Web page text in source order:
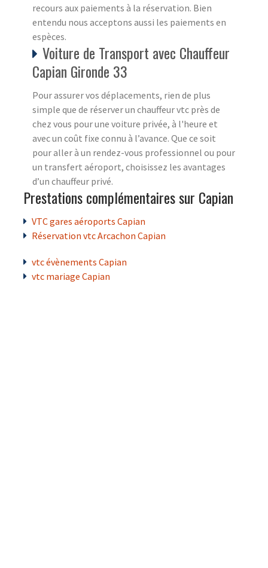
recours aux paiements à la réservation. Bien
entendu nous acceptons aussi les paiements en
espèces.
Voiture de Transport avec Chauffeur
Capian Gironde 33
Pour assurer vos déplacements, rien de plus
simple que de réserver un chauffeur vtc près de
chez vous pour une voiture privée, à l'heure et
avec un coût fixe connu à l’avance. Que ce soit
pour aller à un rendez-vous professionnel ou pour
un transfert aéroport, choisissez les avantages
d’un chauffeur privé.
Prestations complémentaires sur Capian
VTC gares aéroports Capian
Réservation vtc Arcachon Capian
vtc évènements Capian
vtc mariage Capian